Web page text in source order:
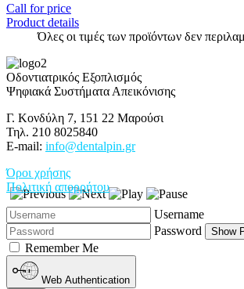
Call for price
Product details
Όλες οι τιμές των προϊόντων δεν
Οδοντιατρικός Εξοπλισμός
Ψηφιακά Συστήματα Απεικόνισης
Γ. Κονδύλη 7, 151 22 Μαρούσι
Τηλ. 210 8025840
E-mail: info@dentalpin.gr
Όροι χρήσης
Πολιτική απορρήτου
Username
Password
Show
Remember Me
Web Authentication